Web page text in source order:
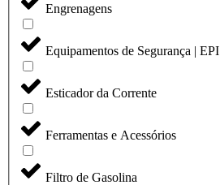
Engrenagens
Equipamentos de Segurança | EPI
Esticador da Corrente
Ferramentas e Acessórios
Filtro de Gasolina